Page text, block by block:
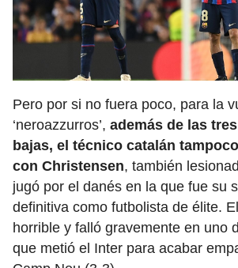
Pero por si no fuera poco, para la
‘neroazzurros’, además de las
bajas, el técnico catalán
con Christensen, también
jugó por el danés en la que fue su
definitiva como futbolista de élite. El
horrible y falló gravemente en uno
que metió el Inter para acabar